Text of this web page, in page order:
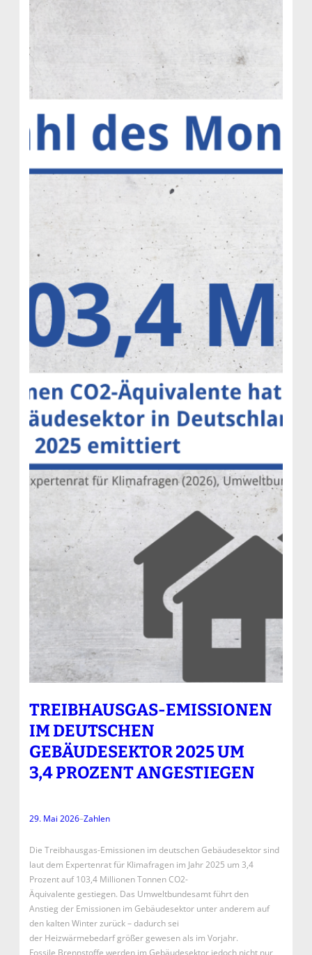
TREIBHAUSGAS-EMISSIONEN
IM DEUTSCHEN
GEBÄUDESEKTOR 2025 UM
3,4 PROZENT ANGESTIEGEN
29. Mai 2026–Zahlen
Die Treibhausgas-Emissionen im deutschen Gebäudesektor sind
laut dem Expertenrat für Klimafragen im Jahr 2025 um 3,4
Prozent auf 103,4 Millionen Tonnen CO2-
Äquivalente gestiegen. Das Umweltbundesamt führt den
Anstieg der Emissionen im Gebäudesektor unter anderem auf
den kalten Winter zurück – dadurch sei
der Heizwärmebedarf größer gewesen als im Vorjahr.
Fossile Brennstoffe werden im Gebäudesektor jedoch nicht nur